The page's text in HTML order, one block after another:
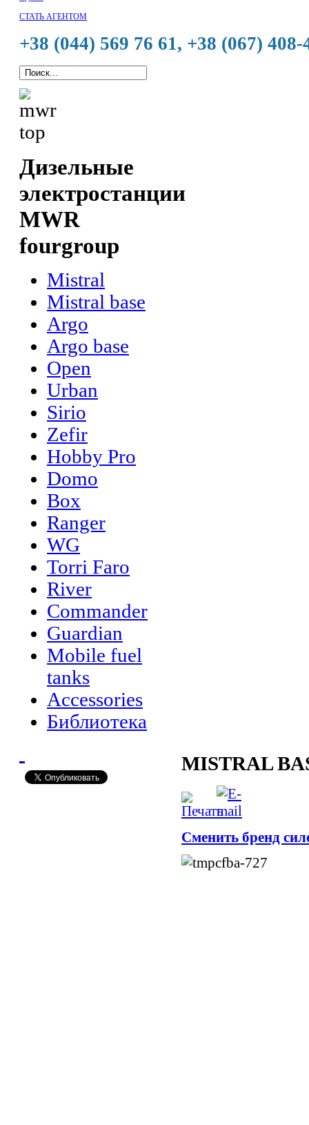
СТАТЬ АГЕНТОМ
+38 (044) 569 76 61, +38 (067) 408-
Дизельные
электростанции
MWR
fourgroup
Mistral
Mistral base
Argo
Argo base
Open
Urban
Sirio
Zefir
Hobby Pro
Domo
Box
Ranger
WG
Torri Faro
River
Commander
Guardian
Mobile fuel
tanks
Accessories
Библиотека
MISTRAL
Сменить бренд